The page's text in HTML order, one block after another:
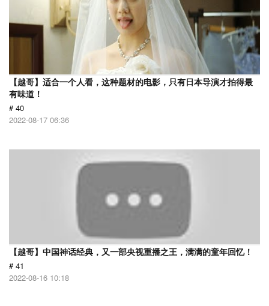
【越哥】适合一个人看，这种题材的电影，只有日本导演才拍得最
有味道！
# 40
2022-08-17 06:36
【越哥】中国神话经典，又一部央视重播之王，满满的童年回忆！
# 41
2022-08-16 10:18